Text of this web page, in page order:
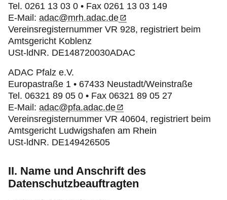
Tel. 0261 13 03 0 • Fax 0261 13 03 149
E-Mail: adac@mrh.adac.de
Vereinsregisternummer VR 928, registriert beim
Amtsgericht Koblenz
USt-ldNR. DE148720030ADAC
ADAC Pfalz e.V.
Europastraße 1 • 67433 Neustadt/Weinstraße
Tel. 06321 89 05 0 • Fax 06321 89 05 27
E-Mail: adac@pfa.adac.de
Vereinsregisternummer VR 40604, registriert beim
Amtsgericht Ludwigshafen am Rhein
USt-ldNR. DE149426505
II. Name und Anschrift des
Datenschutzbeauftragten